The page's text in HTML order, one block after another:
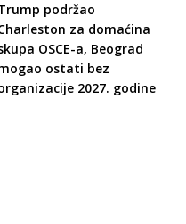
podržao
za domaćina
OSCE-a, Beograd
ostati bez
2027. godine